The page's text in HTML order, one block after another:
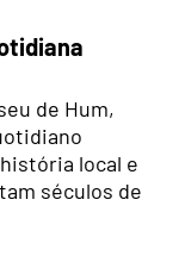
de Hum,
local e
séculos de